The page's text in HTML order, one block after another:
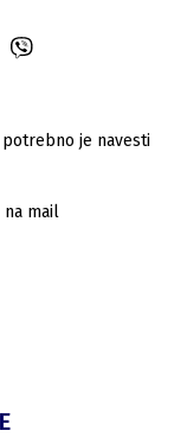
je navesti
na mail